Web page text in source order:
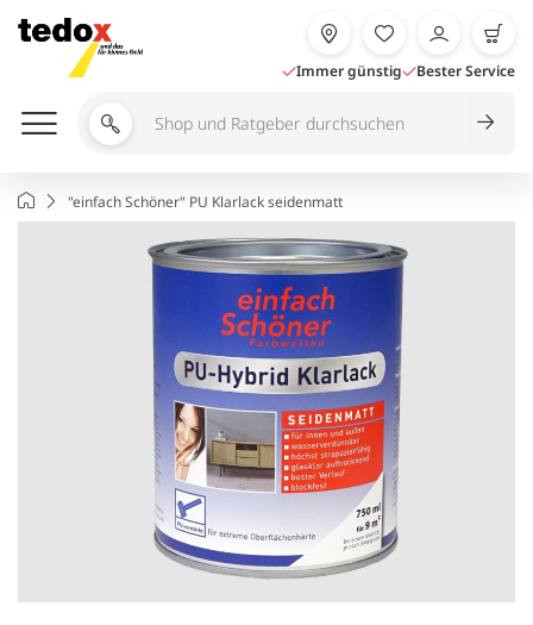
Inhalt
springen
Immer günstig Bester Service
Shop
Ratgeber
durchsuchen
Startseite"einfach Schöner" PU Klarlack seidenmatt